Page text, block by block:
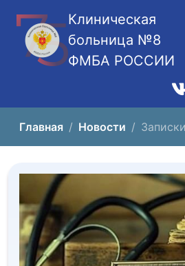
Клиническая
больница №8
ФМБА РОССИИ
Главная Новости